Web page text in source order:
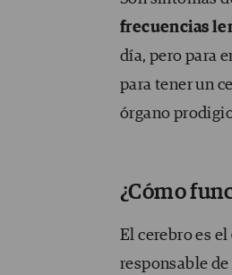
frecuencias
día, pero para
para tener un
órgano
¿Cómo
El cerebro es el
responsable de